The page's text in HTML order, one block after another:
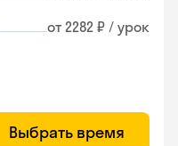
от 2282 ₽ / урок
Выбрать время